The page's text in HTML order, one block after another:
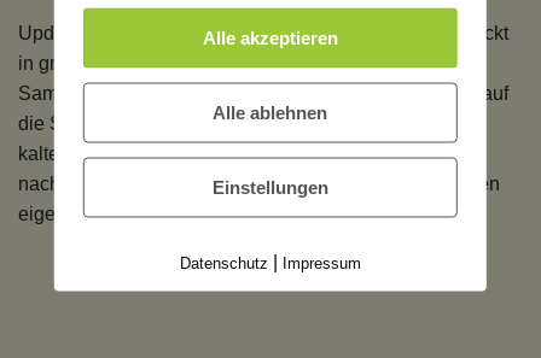
Update Tomaten auf Stroh, der eigene Tomatensalat rückt
in greifbare Nähe. Seit Februar ziehe ich aus kleinen
Samen meine eigenen Tomaten, im März habe ich sie auf
die Strohballen gesetzt und im Gewächshaus über die
kalten Nächte gebracht. Jetzt schaue ich jeden Morgen
nach meinem Tomaten, denn ich möchte endlich meinen
eigenen Tomatensalat machen. Meine…Weiterlesen »
Alle akzeptieren
Alle ablehnen
Einstellungen
Datenschutz Impressum